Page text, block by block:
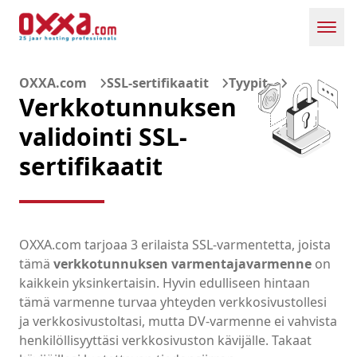
OXXA.com SSL-sertifikaatit Tyypit
Verkkotunnuksen
validointi SSL-
sertifikaatit
OXXA.com tarjoaa 3 erilaista SSL-varmentetta, joista
tämä verkkotunnuksen varmentajavarmenne on
kaikkein yksinkertaisin. Hyvin edulliseen hintaan
tämä varmenne turvaa yhteyden verkkosivustollesi
ja verkkosivustoltasi, mutta DV-varmenne ei vahvista
henkilöllisyyttäsi verkkosivuston kävijälle. Takaat